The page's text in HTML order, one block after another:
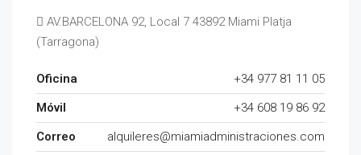
AV.BARCELONA 92, Local 7 43892 Miami Platja
(Tarragona)
Oficina
+34 977 81 11 05
Móvil
+34 608 19 86 92
Correo
alquileres@miamiadministraciones.com